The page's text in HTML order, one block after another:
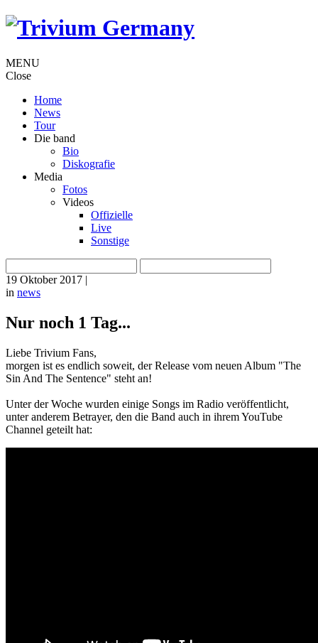
MENU
Close
Home
News
Tour
Die band
Bio
Diskografie
Media
Fotos
Videos
Offizielle
Live
Sonstige
19 Oktober 2017 |
in news
Nur noch 1 Tag...
Liebe Trivium Fans,
morgen ist es endlich soweit, der Release vom neuen Album "The
Sin And The Sentence" steht an!
Unter der Woche wurden einige Songs im Radio veröffentlicht,
unter anderem Betrayer, den die Band auch in ihrem YouTube
Channel geteilt hat: